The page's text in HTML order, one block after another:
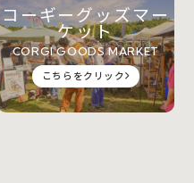
コーギーグッズマー
ケット
CORGI GOODS MARKET
こちらをクリック